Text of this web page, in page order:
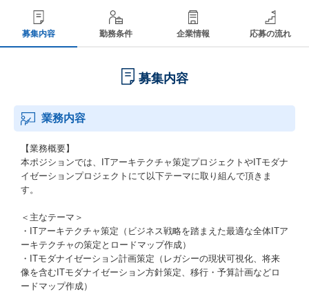
募集内容 勤務条件 企業情報 応募の流れ
募集内容
業務内容
【業務概要】
本ポジションでは、ITアーキテクチャ策定プロジェクトやITモダナ
イゼーションプロジェクトにて以下テーマに取り組んで頂きま
す。
＜主なテーマ＞
・ITアーキテクチャ策定（ビジネス戦略を踏まえた最適な全体ITア
ーキテクチャの策定とロードマップ作成）
・ITモダナイゼーション計画策定（レガシーの現状可視化、将来
像を含むITモダナイゼーション方針策定、移行・予算計画などロ
ードマップ作成）